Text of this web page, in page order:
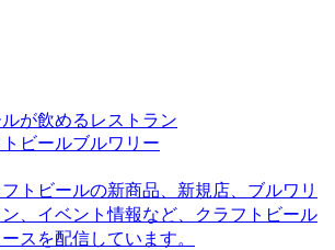
が飲めるレストラン
ビールブルワリー
トビールの新商品、新規店、ブルワリ
、イベント情報など、クラフトビール
スを配信しています。